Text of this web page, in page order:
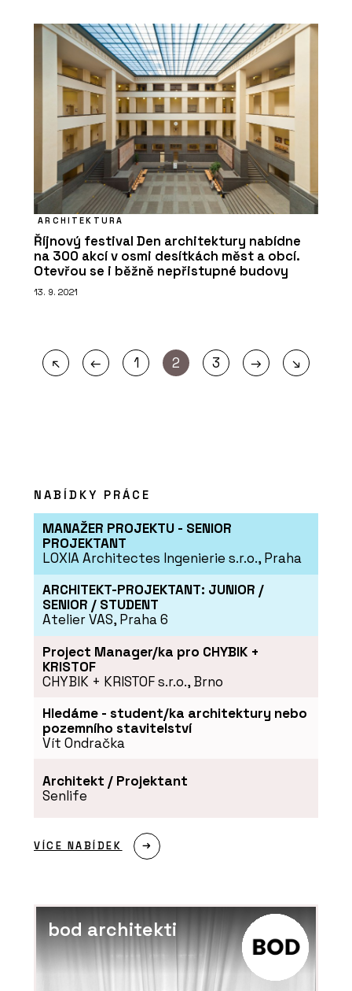
ARCHITEKTURA
Říjnový festival Den architektury nabídne
na 300 akcí v osmi desítkách měst a obcí.
Otevřou se i běžně nepřistupné budovy
13. 9. 2021
↖ ← 1 2 3 → ↘
NABÍDKY PRÁCE
MANAŽER PROJEKTU - SENIOR
PROJEKTANT
LOXIA Architectes Ingenierie s.r.o., Praha
ARCHITEKT-PROJEKTANT: JUNIOR /
SENIOR / STUDENT
Atelier VAS, Praha 6
Project Manager/ka pro CHYBIK +
KRISTOF
CHYBIK + KRISTOF s.r.o., Brno
Hledáme - student/ka architektury nebo
pozemního stavitelství
Vít Ondračka
Architekt / Projektant
Senlife
VÍCE NABÍDEK
bod architekti